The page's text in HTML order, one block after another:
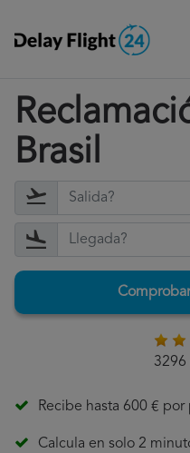
Brasil
3296
Recibe hasta 600 € por
Calcula en solo 2